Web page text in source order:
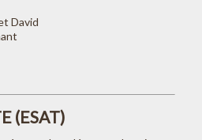
David
(ESAT)